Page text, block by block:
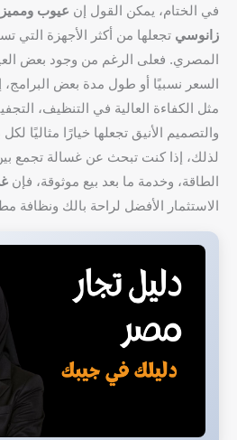
في الختام، يمكن القول إن عيوب
زانوسي تجعلها من أكثر الأجهزة التي
المصري. فعلى الرغم من وجود بعض
السعر نسبيًا أو طول مدة بعض البرامج،
والتصميم الأنيق تجعلها خيارًا مثاليًا
لذلك، إذا كنت تبحث عن غسالة تجمع بين
الطاقة، وخدمة ما بعد بيع موثوقة، فإن
الاستثمار الأفضل لراحة بالك ونظافة